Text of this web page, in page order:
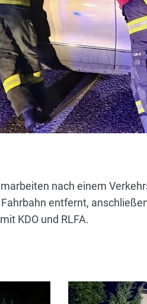
nach einem
entfernt,
KDO und RLFA.